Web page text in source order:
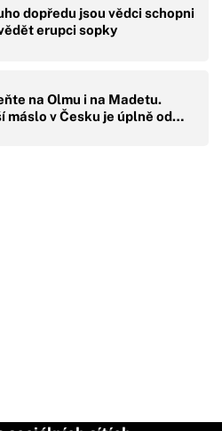
dopředu jsou vědci schopni
erupci sopky
na Olmu i na Madetu.
máslo v Česku je úplně od…